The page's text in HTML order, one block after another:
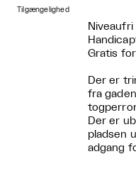
Tilgængelighed
Niveaufri
Gratis
Der er
fra
Der er
pladsen
adgang